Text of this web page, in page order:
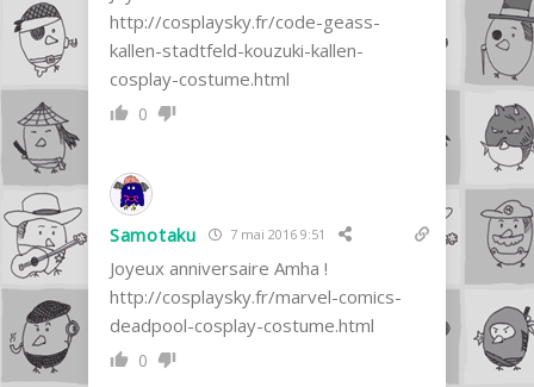
http://cosplaysky.fr/code-geass-
kallen-stadtfeld-kouzuki-kallen-
cosplay-costume.html
0
Samotaku 7 mai 2016 9:51
Joyeux anniversaire Amha !
http://cosplaysky.fr/marvel-comics-
deadpool-cosplay-costume.html
0